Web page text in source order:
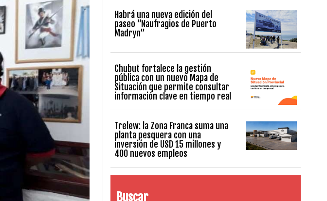
Habrá una nueva edición del
paseo “Naufragios de Puerto
Madryn”
Chubut fortalece la gestión
pública con un nuevo Mapa de
Situación que permite consultar
información clave en tiempo real
Trelew: la Zona Franca suma una
planta pesquera con una
inversión de USD 15 millones y
400 nuevos empleos
Buscar